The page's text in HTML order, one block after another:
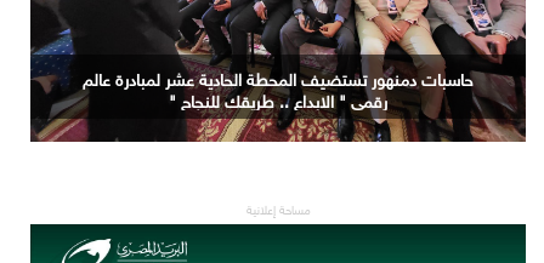
حاسبات دمنهور تستضيف المحطة الحادية عشر لمبادرة عالم
رقمي " الابداع .. طريقك للنجاح "
جامعة الاسكندرية تستضيف المحطة التاسعة لمبادرة عالم
رقمي " الابداع .. طريقك للنجاح "
مساحة إعلانية